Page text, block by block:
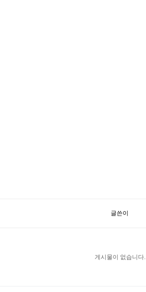
글쓴이
게시물이 없습니다.